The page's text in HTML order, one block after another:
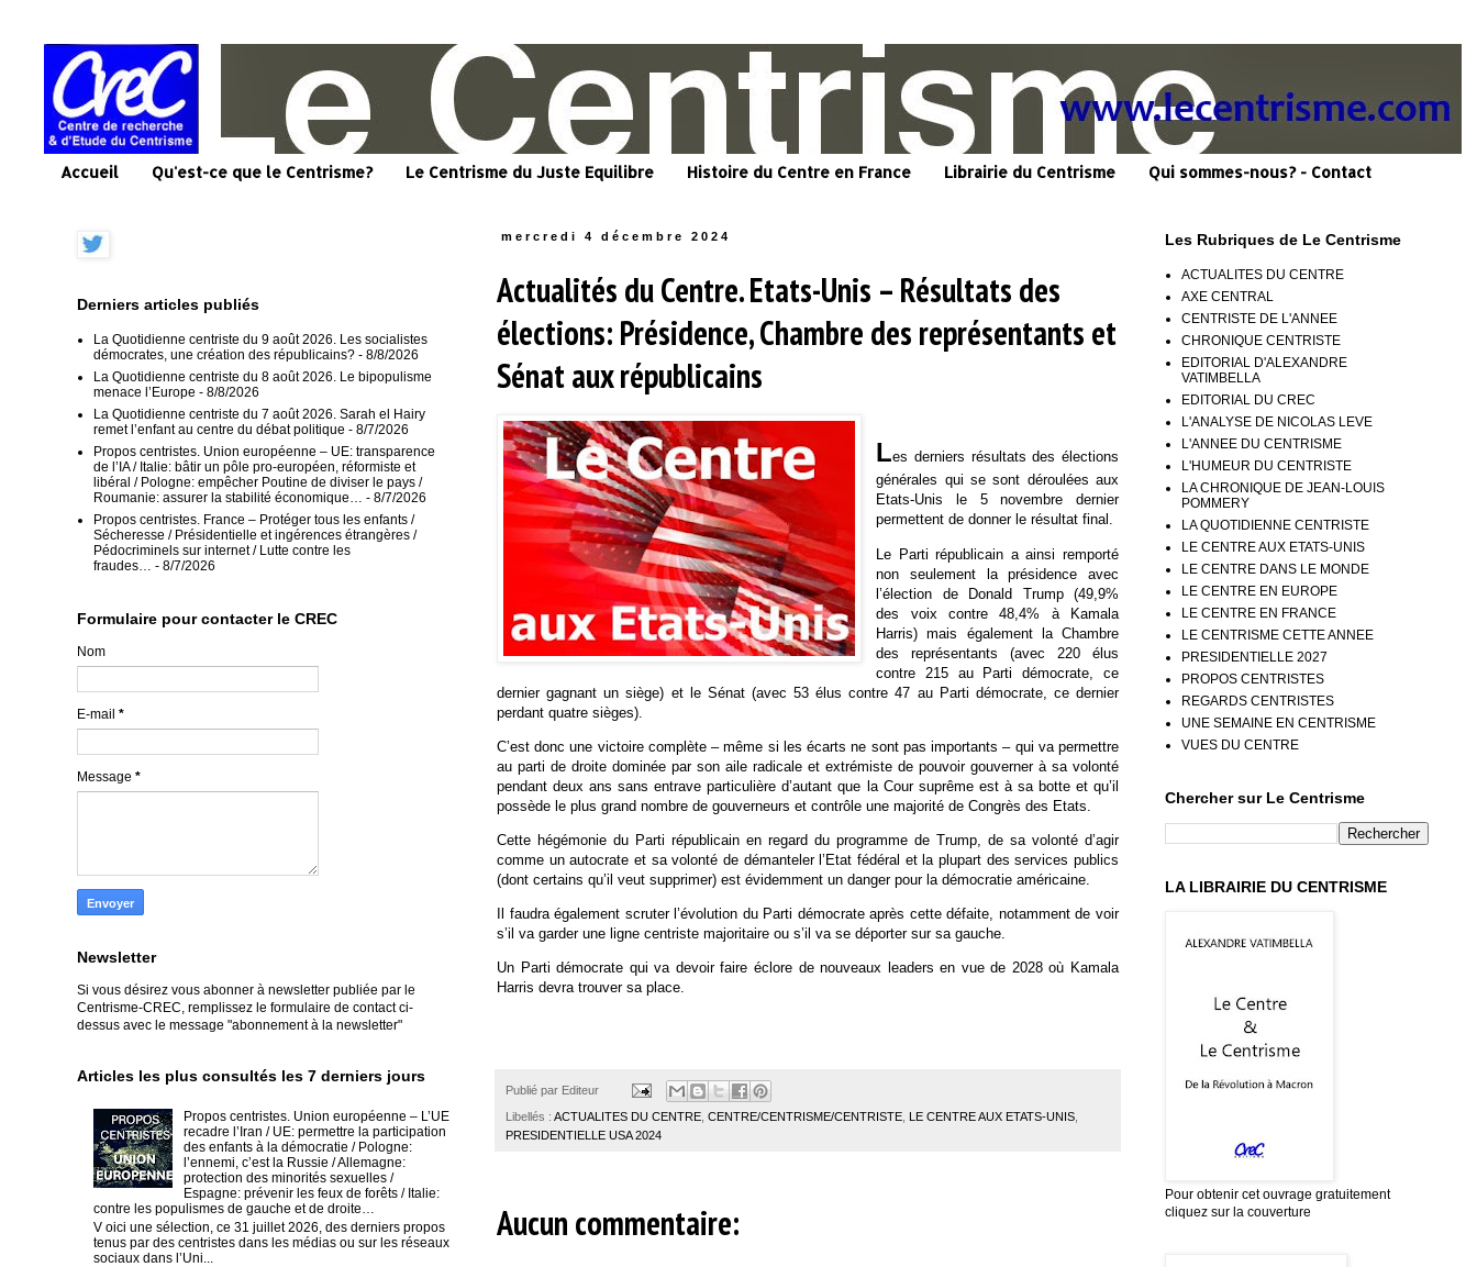
Accueil Qu'est-ce que le Centrisme? Le Centrisme du Juste Equilibre Histoire du Centre en France Librairie du Centrisme Qui sommes-nous? - Contact
mercredi 4 décembre 2024
Actualités du Centre. Etats-Unis – Résultats des
élections: Présidence, Chambre des représentants et
Sénat aux républicains
Les derniers résultats des élections
générales qui se sont déroulées aux
Etats-Unis le 5 novembre dernier
permettent de donner le résultat final.
Le Parti républicain a ainsi remporté
non seulement la présidence avec
l’élection de Donald Trump (49,9%
des voix contre 48,4% à Kamala
Harris) mais également la Chambre
des représentants (avec 220 élus
contre 215 au Parti démocrate, ce
dernier gagnant un siège) et le Sénat (avec 53 élus contre 47 au Parti démocrate, ce dernier
perdant quatre sièges).
C’est donc une victoire complète – même si les écarts ne sont pas importants – qui va permettre
au parti de droite dominée par son aile radicale et extrémiste de pouvoir gouverner à sa volonté
pendant deux ans sans entrave particulière d’autant que la Cour suprême est à sa botte et qu’il
possède le plus grand nombre de gouverneurs et contrôle une majorité de Congrès des Etats.
Cette hégémonie du Parti républicain en regard du programme de Trump, de sa volonté d’agir
comme un autocrate et sa volonté de démanteler l’Etat fédéral et la plupart des services publics
(dont certains qu’il veut supprimer) est évidemment un danger pour la démocratie américaine.
Il faudra également scruter l’évolution du Parti démocrate après cette défaite, notamment de voir
s’il va garder une ligne centriste majoritaire ou s’il va se déporter sur sa gauche.
Un Parti démocrate qui va devoir faire éclore de nouveaux leaders en vue de 2028 où Kamala
Harris devra trouver sa place.
Publié par Editeur
Libellés : ACTUALITES DU CENTRE CENTRE/CENTRISME/CENTRISTE LE CENTRE AUX ETATS-UNIS
PRESIDENTIELLE USA 2024
Aucun commentaire:
Derniers articles publiés
La Quotidienne centriste du 9 août 2026. Les socialistes
démocrates, une création des républicains? - 8/8/2026
La Quotidienne centriste du 8 août 2026. Le bipopulisme
menace l’Europe - 8/8/2026
La Quotidienne centriste du 7 août 2026. Sarah el Hairy
remet l’enfant au centre du débat politique - 8/7/2026
Propos centristes. Union européenne – UE: transparence
de l’IA / Italie: bâtir un pôle pro-européen, réformiste et
libéral / Pologne: empêcher Poutine de diviser le pays /
Roumanie: assurer la stabilité économique…
- 8/7/2026
Propos centristes. France – Protéger tous les enfants /
Sécheresse / Présidentielle et ingérences étrangères /
Pédocriminels sur internet / Lutte contre les
fraudes…
- 8/7/2026
Formulaire pour contacter le CREC
Nom
E-mail *
Message *
Newsletter
Si vous désirez vous abonner à newsletter publiée par le
Centrisme-CREC, remplissez le formulaire de contact ci-
dessus avec le message "abonnement à la newsletter"
Articles les plus consultés les 7 derniers jours
Propos centristes. Union européenne – L’UE
recadre l’Iran / UE: permettre la participation
des enfants à la démocratie / Pologne:
l’ennemi, c’est la Russie / Allemagne:
protection des minorités sexuelles /
Espagne: prévenir les feux de forêts / Italie:
contre les populismes de gauche et de droite…
V oici une sélection, ce 31 juillet 2026, des derniers propos
tenus par des centristes dans les médias ou sur les réseaux
sociaux dans l’Uni...
Les Rubriques de Le Centrisme
ACTUALITES DU CENTRE
AXE CENTRAL
CENTRISTE DE L'ANNEE
CHRONIQUE CENTRISTE
EDITORIAL D'ALEXANDRE
VATIMBELLA
EDITORIAL DU CREC
L'ANALYSE DE NICOLAS LEVE
L'ANNEE DU CENTRISME
L'HUMEUR DU CENTRISTE
LA CHRONIQUE DE JEAN-LOUIS
POMMERY
LA QUOTIDIENNE CENTRISTE
LE CENTRE AUX ETATS-UNIS
LE CENTRE DANS LE MONDE
LE CENTRE EN EUROPE
LE CENTRE EN FRANCE
LE CENTRISME CETTE ANNEE
PRESIDENTIELLE 2027
PROPOS CENTRISTES
REGARDS CENTRISTES
UNE SEMAINE EN CENTRISME
VUES DU CENTRE
Chercher sur Le Centrisme
LA LIBRAIRIE DU CENTRISME
Pour obtenir cet ouvrage gratuitement
cliquez sur la couverture